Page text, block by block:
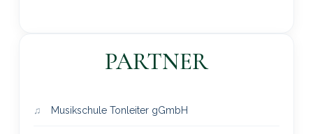
PARTNER
Musikschule Tonleiter gGmbH